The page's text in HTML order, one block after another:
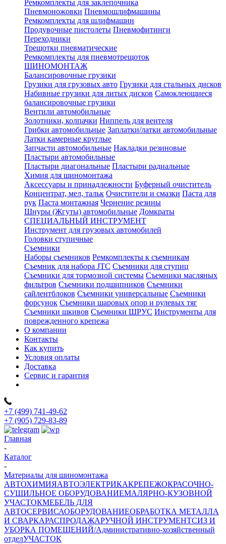
Ремкомплекты для заклепочника
Пневмоножовки Пневмошлифмашины
Ремкомплекты для шлифмашин
Продувочные пистолеты Пневмофитинги
Переходники
Трещотки пневматические
Ремкомплекты для пневмотрещоток
ШИНОМОНТАЖ
Балансировочные грузики
Грузики для грузовых авто Грузики для стальных дисков
Набивные грузики для литых дисков Самоклеющиеся
балансировочные грузики
Вентили автомобильные
Золотники, колпачки Ниппель для вентеля
Грибки автомобильные Заплатки/латки автомобильные
Латки камерные круглые
Запчасти автомобильные Накладки резиновые
Пластыри автомобильные
Пластыри диагональные Пластыри радиальные
Химия для шиномонтажа
Аксессуары и принадлежности Буферный очиститель
Концентрат, мел, тальк Очистители и смазки Паста для
рук Паста монтажная Чернение резины
Шнуры (Жгуты) автомобильные Домкраты
СПЕЦИАЛЬНЫЙ ИНСТРУМЕНТ
Инструмент для грузовых автомобилей
Головки ступичные
Съемники
Наборы съемников Ремкомплекты к съемникам
Съемник для набора JTC Съемники для ступиц
Съемники для тормозной системы Съемники масляных
фильтров Съемники подшипников Съемники
сайлентблоков Съемники универсальные Съемники
форсунок Съемники шаровых опор и рулевых тяг
Съемники шкивов Съемники ШРУС Инструменты для
поврежденного крепежа
О компании
Контакты
Как купить
Условия оплаты
Доставка
Сервис и гарантия
+7 (499) 741-49-62
+7 (905) 729-83-89
Главная
-
Каталог
-
Материалы для шиномонтажа
АВТОХИМИЯАВТОЭЛЕКТРИКАКРЕПЕЖОКРАСОЧНО-
СУШИЛЬНОЕ ОБОРУДОВАНИЕМАЛЯРНО-КУЗОВНОЙ
УЧАСТОКМЕБЕЛЬ ДЛЯ
АВТОСЕРВИСАОБОРУДОВАНИЕОБРАБОТКА МЕТАЛЛА
И СВАРКАРАСПРОДАЖАРУЧНОЙ ИНСТРУМЕНТСИЗ И
УБОРКА ПОМЕЩЕНИЙ/Административно-хозяйственный
отделУЧАСТОК